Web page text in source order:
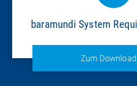
baramundi System
Zum